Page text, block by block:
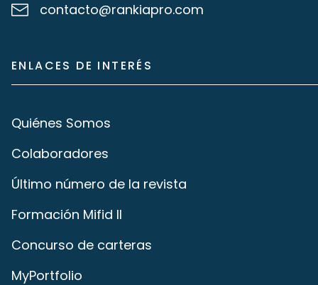
contacto@rankiapro.com
ENLACES DE INTERÉS
Quiénes Somos
Colaboradores
Último número de la revista
Formación Mifid II
Concurso de carteras
MyPortfolio